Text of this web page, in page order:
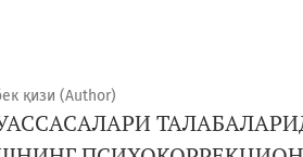
қизи (Author)